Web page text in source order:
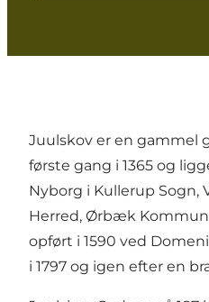
Juulskov er en gammel
første gang i 1365 og
Nyborg i Kullerup Sogn,
Herred, Ørbæk
opført i 1590 ved
i 1797 og igen efter en